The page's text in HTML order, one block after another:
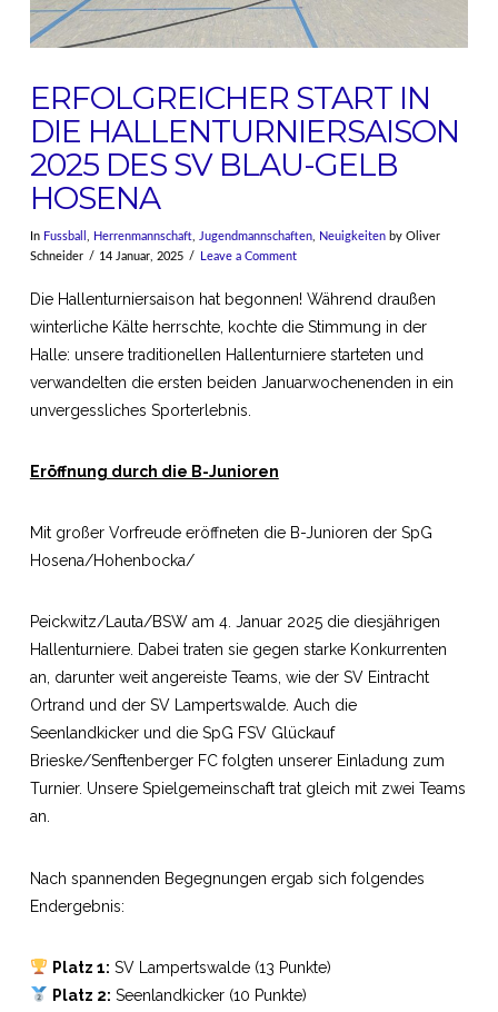
ERFOLGREICHER START IN
DIE HALLENTURNIERSAISON
2025 DES SV BLAU-GELB
HOSENA
In Fussball Herrenmannschaft, Jugendmannschaften, Neuigkeitenby Oliver
Schneider
14 Januar, 2025 Leave a Comment
Die Hallenturniersaison hat begonnen! Während draußen
winterliche Kälte herrschte, kochte die Stimmung in der
Halle: unsere traditionellen Hallenturniere starteten und
verwandelten die ersten beiden Januarwochenenden in ein
unvergessliches Sporterlebnis.
Eröffnung durch die B-Junioren
Mit großer Vorfreude eröffneten die B-Junioren der SpG
Hosena/Hohenbocka/
Peickwitz/Lauta/BSW am 4. Januar 2025 die diesjährigen
Hallenturniere. Dabei traten sie gegen starke Konkurrenten
an, darunter weit angereiste Teams, wie der SV Eintracht
Ortrand und der SV Lampertswalde. Auch die
Seenlandkicker und die SpG FSV Glückauf
Brieske/Senftenberger FC folgten unserer Einladung zum
Turnier. Unsere Spielgemeinschaft trat gleich mit zwei Teams
an.
Nach spannenden Begegnungen ergab sich folgendes
Endergebnis:
Platz 1: SV Lampertswalde (13 Punkte)
Platz 2: Seenlandkicker (10 Punkte)